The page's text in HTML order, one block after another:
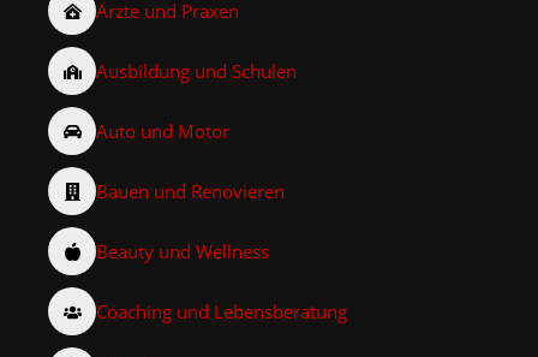
Ärzte und Praxen
Ausbildung und Schulen
Auto und Motor
Bauen und Renovieren
Beauty und Wellness
Coaching und Lebensberatung